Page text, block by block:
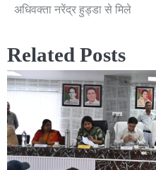
अधिवक्ता नरेंद्र हुड्डा से मिले
Related Posts